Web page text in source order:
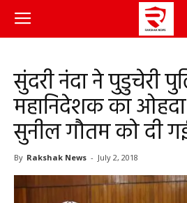
सुंदरी नंदा ने पुडुचेरी
महानिदेशक का
सुनील गौतम को दी
By Rakshak News - July 2, 2018